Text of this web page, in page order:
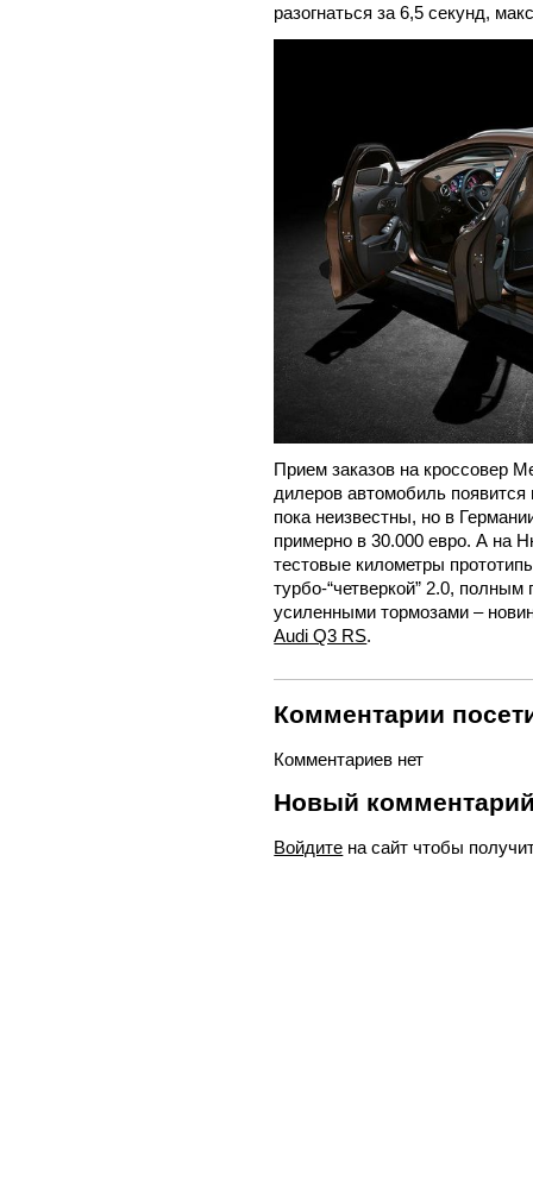
разогнаться за 6,5 секунд,
Прием заказов на кроссовер
дилеров автомобиль
пока неизвестны, но в
примерно в 30.000 евро. А на
тестовые километры
турбо-“четверкой” 2.0,
усиленными тормозами –
Audi Q3 RS.
Комментарии
Комментариев нет
Новый
Войдите на сайт чтобы